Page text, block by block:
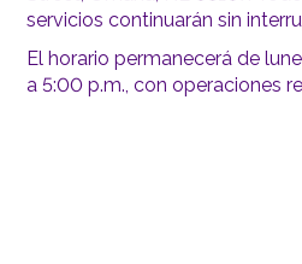
servicios continuarán sin
El horario permanecerá de
a 5:00 p.m., con operaciones